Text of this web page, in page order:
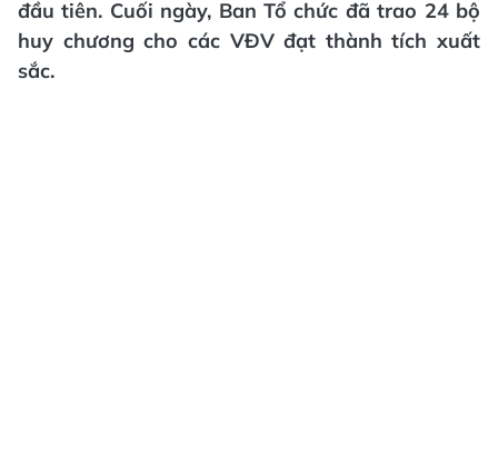
đầu tiên. Cuối ngày, Ban Tổ chức đã trao 24 bộ
huy chương cho các VĐV đạt thành tích xuất
sắc.